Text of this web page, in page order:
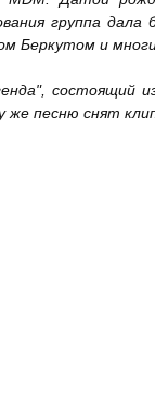
группа дала
Беркутом и
состоящий
песню снят